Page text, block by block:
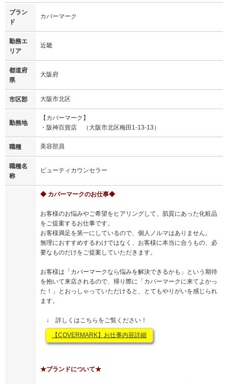
ブラン
ド
カバーマーク
勤務エ
リア
近畿
都道府
県
大阪府
市区郡 大阪市北区
勤務地
【カバーマーク】
・阪神百貨店 （大阪市北区梅田1-13-13）
職種 美容部員
職種名
称
ビューティカウンセラー
◆ カバーマークのお仕事◆
お客様のお悩みやご希望をヒアリングして、肌質にあった化粧品
をご提案するお仕事です。
お客様満足を第一にしているので、個人ノルマはありません。
無理におすすめするわけではなく、お客様に本当に合うもの、必
要なものだけをご提案していただきます。
お客様は「カバーマークなら悩みを解決できるかも」という期待
を抱いて来店されるので、帰り際に「カバーマークに来てよかっ
た！」とおっしゃっていただけると、とてもやりがいを感じられ
ます。
↓ 詳しくはこちらをご覧ください！
【COVERMARK】お仕事内容詳細
★ブランドについて★